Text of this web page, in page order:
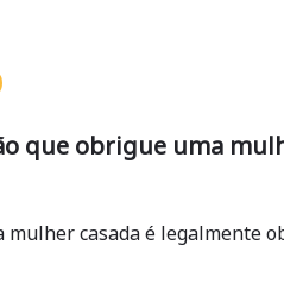
que obrigue uma
mulher casada é legalmente